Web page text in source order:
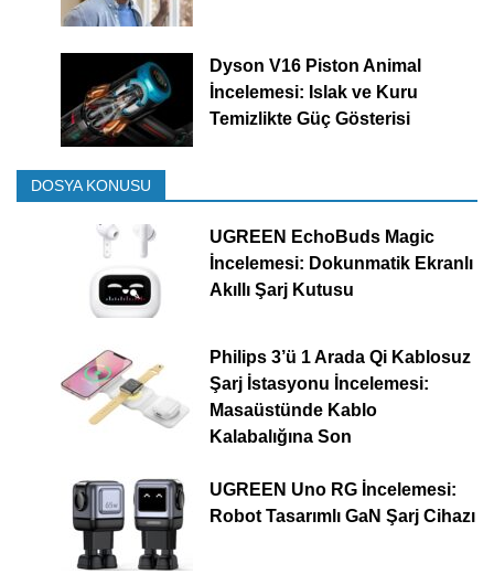
Dyson V16 Piston Animal
İncelemesi: Islak ve Kuru
Temizlikte Güç Gösterisi
DOSYA KONUSU
UGREEN EchoBuds Magic
İncelemesi: Dokunmatik Ekranlı
Akıllı Şarj Kutusu
Philips 3’ü 1 Arada Qi Kablosuz
Şarj İstasyonu İncelemesi:
Masaüstünde Kablo
Kalabalığına Son
UGREEN Uno RG İncelemesi:
Robot Tasarımlı GaN Şarj Cihazı